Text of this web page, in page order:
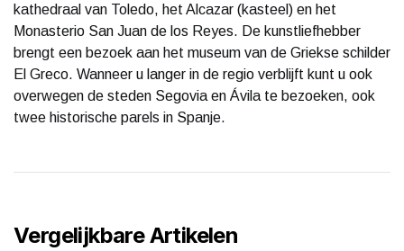
kathedraal van Toledo, het Alcazar (kasteel) en het
Monasterio San Juan de los Reyes. De kunstliefhebber
brengt een bezoek aan het museum van de Griekse schilder
El Greco. Wanneer u langer in de regio verblijft kunt u ook
overwegen de steden Segovia en Ávila te bezoeken, ook
twee historische parels in Spanje.
Vergelijkbare Artikelen